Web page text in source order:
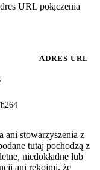
URL połączenia
ADRES URL
ani stowarzyszenia z
tutaj pochodzą z
niedokładne lub
ani rękojmi, że